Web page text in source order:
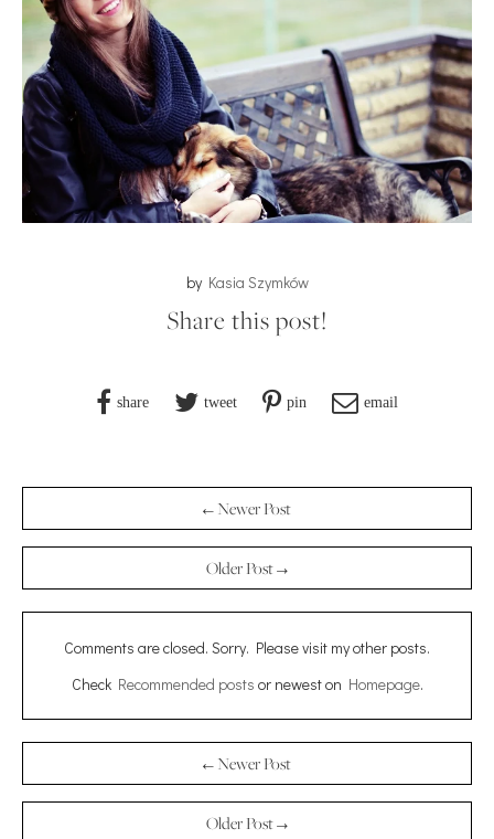
by Kasia Szymków
Share this post!
share tweet pin email
← Newer Post
Older Post →
Comments are closed. Sorry. Please visit my other posts.
Check Recommended posts or newest on Homepage.
← Newer Post
Older Post →